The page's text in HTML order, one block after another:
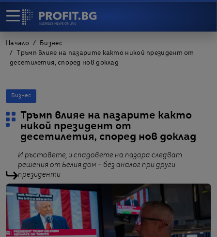
Начало
Бизнес
Тръмп влияе на пазарите както никой президент от
десетилетия, според нов доклад
Бизнес
Тръмп влияе на пазарите както
никой президент от
десетилетия, според нов доклад
И ръстовете, и спадовете на пазара следват
решения от Белия дом – без аналог при други
президенти